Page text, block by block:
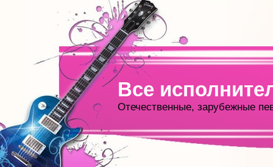
Все
Отечественные, зарубежные